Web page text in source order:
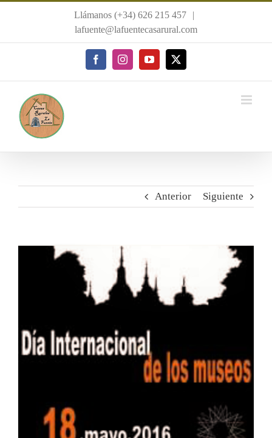
Llámanos (+34) 626 215 457
|
lafuente@lafuentecasarural.com
FacebookInstagramYouTube
X
Anterior Siguiente